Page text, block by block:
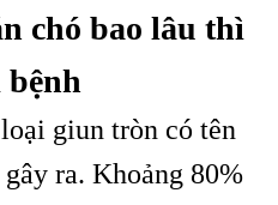
chó bao lâu thì
giun tròn có tên
ra. Khoảng 80%